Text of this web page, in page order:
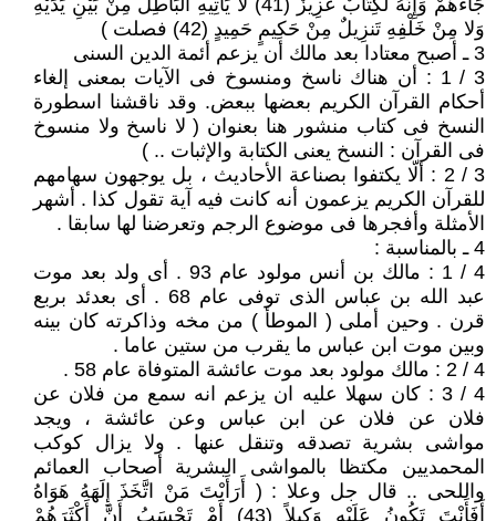
جَاءَهُمْ وَإِنَّهُ لَكِتَابٌ عَزِيزٌ (41) لا يَأْتِيهِ الْبَاطِلُ مِنْ بَيْنِ يَدَيْهِ
وَلا مِنْ خَلْفِهِ تَنزِيلٌ مِنْ حَكِيمٍ حَمِيدٍ (42) فصلت )
3 ـ أصبح معتادا بعد مالك أن يزعم أئمة الدين السنى
3 / 1 : أن هناك ناسخ ومنسوخ فى الآيات بمعنى إلغاء
أحكام القرآن الكريم بعضها ببعض. وقد ناقشنا اسطورة
النسخ فى كتاب منشور هنا بعنوان ( لا ناسخ ولا منسوخ
فى القرآن : النسخ يعنى الكتابة والإثبات .. )
3 / 2 : ألّا يكتفوا بصناعة الأحاديث ، بل يوجهون سهامهم
للقرآن الكريم يزعمون أنه كانت فيه آية تقول كذا . أشهر
الأمثلة وأفجرها فى موضوع الرجم وتعرضنا لها سابقا .
4 ـ بالمناسبة :
4 / 1 : مالك بن أنس مولود عام 93 . أى ولد بعد موت
عبد الله بن عباس الذى توفى عام 68 . أى بعدئد بربع
قرن . وحين أملى ( الموطأ ) من مخه وذاكرته كان بينه
وبين موت ابن عباس ما يقرب من ستين عاما .
4 / 2 : مالك مولود بعد موت عائشة المتوفاة عام 58 .
4 / 3 : كان سهلا عليه ان يزعم انه سمع من فلان عن
فلان عن فلان عن ابن عباس وعن عائشة ، ويجد
مواشى بشرية تصدقه وتنقل عنها . ولا يزال كوكب
المحمديين مكتظا بالمواشى البشرية أصحاب العمائم
واللحى .. قال جل وعلا : ( أَرَأَيْتَ مَنْ اتَّخَذَ إِلَهَهُ هَوَاهُ
أَفَأَنْتَ تَكُونُ عَلَيْهِ وَكِيلاً (43) أَمْ تَحْسَبُ أَنَّ أَكْثَرَهُمْ